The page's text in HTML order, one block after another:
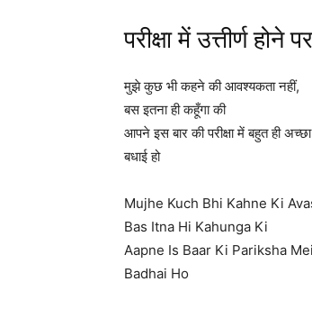
परीक्षा में उत्तीर्ण
मुझे कुछ भी कहने की आवश्यकता नहीं,
बस इतना ही कहूँगा की
आपने इस बार की परीक्षा में बहुत ही
बधाई हो
Mujhe Kuch Bhi Kahne Ki
Bas Itna Hi Kahunga Ki
Aapne Is Baar Ki Pariksha
Badhai Ho